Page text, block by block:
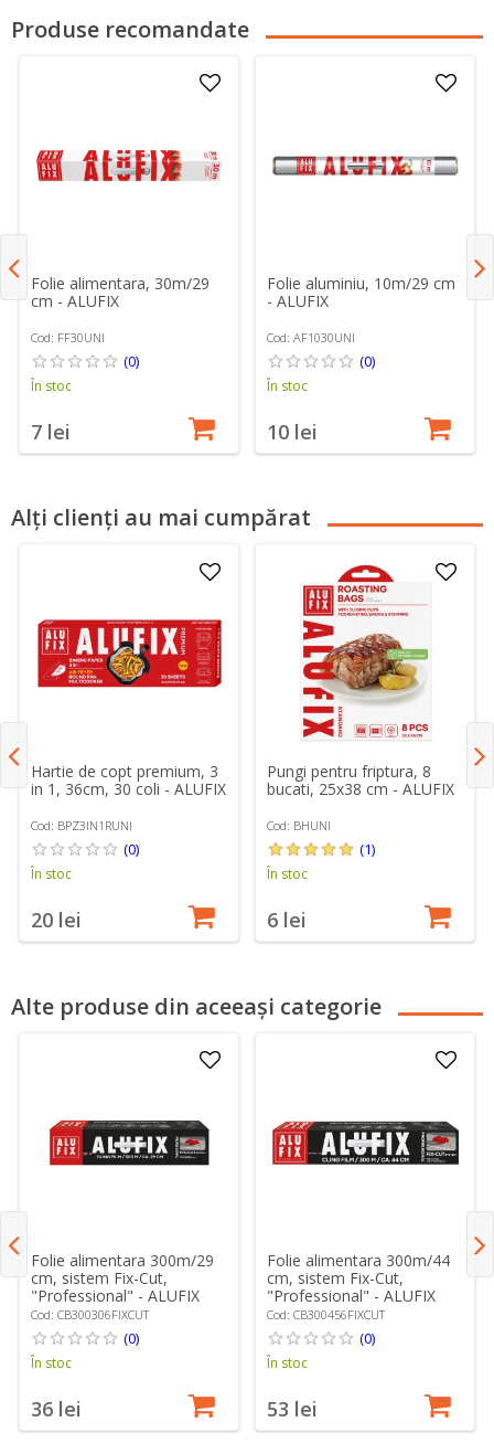
Produse recomandate
Folie alimentara, 30m/29
cm - ALUFIX
Cod: FF30UNI
(0)
În stoc
7 lei
Folie aluminiu, 10m/29 cm
- ALUFIX
Cod: AF1030UNI
(0)
În stoc
10 lei
Alți clienți au mai cumpărat
Hartie de copt premium, 3
in 1, 36cm, 30 coli - ALUFIX
Cod: BPZ3IN1RUNI
(0)
În stoc
20 lei
Pungi pentru friptura, 8
bucati, 25x38 cm - ALUFIX
Cod: BHUNI
(1)
În stoc
6 lei
Alte produse din aceeași categorie
Folie alimentara 300m/29
cm, sistem Fix-Cut,
"Professional" - ALUFIX
Cod: CB300306FIXCUT
(0)
În stoc
36 lei
Folie alimentara 300m/44
cm, sistem Fix-Cut,
"Professional" - ALUFIX
Cod: CB300456FIXCUT
(0)
În stoc
53 lei